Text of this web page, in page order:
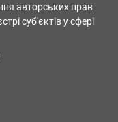
авторських прав
суб'єктів у сфері